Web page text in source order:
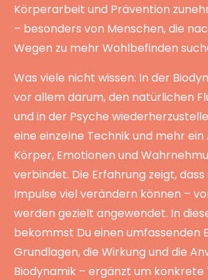
Körperarbeit und Prävention
– besonders von Menschen, die
Wegen zu mehr Wohlbefinden
Was viele nicht wissen: In der
vor allem darum, den natürlichen
und in der Psyche
eine einzelne Technik und mehr ein
Körper, Emotionen und
verbindet. Die Erfahrung zeigt,
Impulse viel verändern können –
werden gezielt angewendet. In
bekommst Du einen umfassenden
Grundlagen, die Wirkung und die
Biodynamik – ergänzt um konkrete